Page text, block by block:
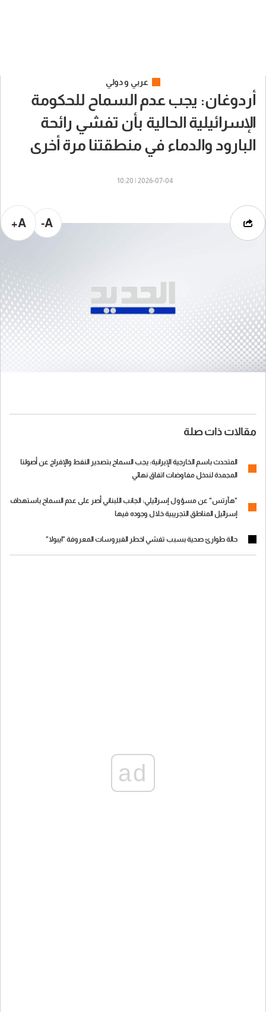
عربي و دولي
أردوغان: يجب عدم السماح للحكومة
الإسرائيلية الحالية بأن تفشي رائحة
البارود والدماء في منطقتنا مرة أخرى
2026-07-04 | 10:20
A-
A+
مقالات ذات صلة
المتحدث باسم الخارجية الإيرانية: يجب السماح بتصدير النفط والإفراج عن أصولنا
المجمدة لندخل مفاوضات اتفاق نهائي
"هآرتس" عن مسؤول إسرائيلي: الجانب اللبناني أصر على عدم السماح باستهداف
إسرائيل المناطق التجريبية خلال وجوده فيها
حالة طوارئ صحية بسبب تفشي اخطر الفيروسات المعروفة "ايبولا"
ad